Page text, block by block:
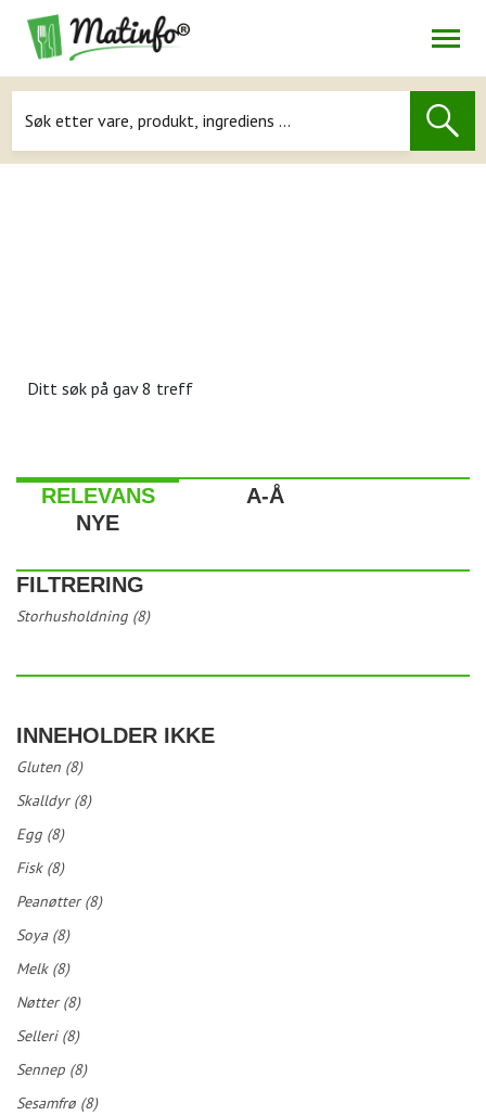
Navigasjon
Ditt søk på gav 8 treff
RELEVANS
A-Å
NYE
FILTRERING
Storhusholdning (8)
INNEHOLDER IKKE
Gluten (8)
Skalldyr (8)
Egg (8)
Fisk (8)
Peanøtter (8)
Soya (8)
Melk (8)
Nøtter (8)
Selleri (8)
Sennep (8)
Sesamfrø (8)